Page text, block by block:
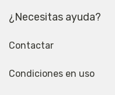
¿Necesitas ayuda?
Contactar
Condiciones en uso